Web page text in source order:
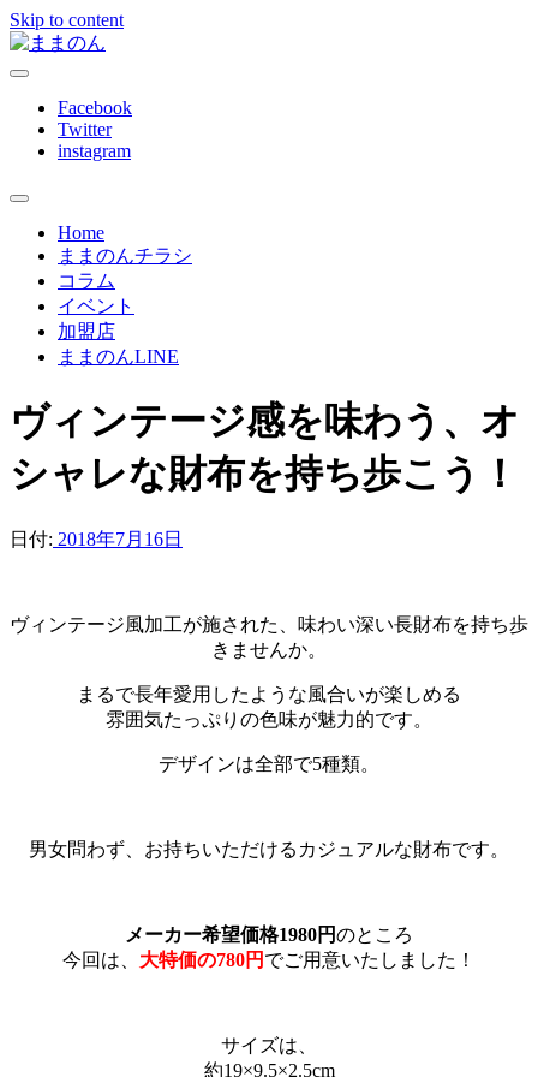
Skip to content
ままのん
ままのんは、忙しいあなたを応援します
Facebook
Twitter
instagram
Home
ままのんチラシ
コラム
イベント
加盟店
ままのんLINE
ヴィンテージ感を味わう、オ
シャレな財布を持ち歩こう！
日付: 2018年7月16日
ヴィンテージ風加工が施された、味わい深い長財布を持ち歩
きませんか。
まるで長年愛用したような風合いが楽しめる
雰囲気たっぷりの色味が魅力的です。
デザインは全部で5種類。
男女問わず、お持ちいただけるカジュアルな財布です。
メーカー希望価格1980円のところ
今回は、 大特価の780円 でご用意いたしました！
サイズは、
約19×9.5×2.5cm